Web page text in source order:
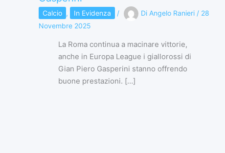
Calcio , In Evidenza / Di Angelo Ranieri / 28
Novembre 2025
La Roma continua a macinare vittorie,
anche in Europa League i giallorossi di
Gian Piero Gasperini stanno offrendo
buone prestazioni. […]